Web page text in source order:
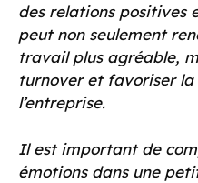
des relations positives
peut non seulement
travail plus agréable,
turnover et favoriser la
l’entreprise.
Il est important de
émotions dans une